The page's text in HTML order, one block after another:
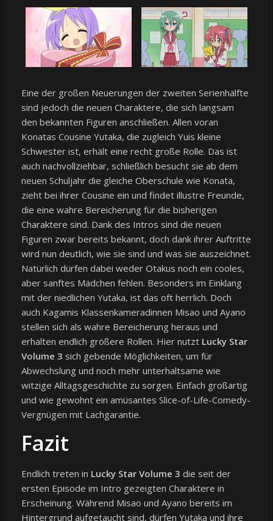
Eine der großen Neuerungen der zweiten Serienhälfte
sind jedoch die neuen Charaktere, die sich langsam
den bekannten Figuren anschließen. Allen voran
Konatas Cousine Yutaka, die zugleich Yuis kleine
Schwester ist, erhält eine recht große Rolle. Das ist
auch nachvollziehbar, schließlich besucht sie ab dem
neuen Schuljahr die gleiche Oberschule wie Konata,
zieht bei ihrer Cousine ein und findet illustre Freunde,
die eine wahre Bereicherung für die bisherigen
Charaktere sind. Dank des Intros sind die neuen
Figuren zwar bereits bekannt, doch dank ihrer Auftritte
wird nun deutlich, wie sie sind und was sie auszeichnet.
Natürlich dürfen dabei weder Otakus noch ein cooles,
aber sanftes Mädchen fehlen. Besonders im Einklang
mit der niedlichen Yutaka, ist das oft herrlich. Doch
auch Kagamis Klassenkameradinnen Misao und Ayano
stellen sich als wahre Bereicherung heraus und
erhalten endlich größere Rollen. Hier nutzt Lucky Star
Volume 3 sich gebende Möglichkeiten, um für
Abwechslung und noch mehr unterhaltsame wie
witzige Alltagsgeschichte zu sorgen. Einfach großartig
und wie gewohnt ein amüsantes Slice-of-Life-Comedy-
Vergnügen mit Lachgarantie.
Fazit
Endlich treten in Lucky Star Volume 3 die seit der
ersten Episode im Intro gezeigten Charaktere in
Erscheinung. Während Misao und Ayano bereits im
Hintergrund aufgetaucht sind, dürfen Yutaka und ihre